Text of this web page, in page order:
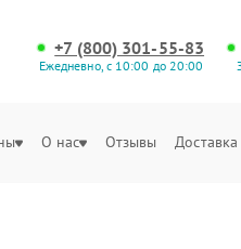
+7 (800) 301-55-83
Ежедневно, с 10:00 до 20:00
О нас Отзывы Доставка